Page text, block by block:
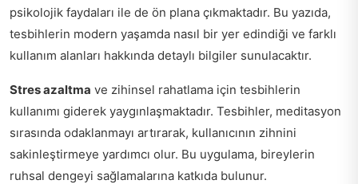
psikolojik faydaları ile de ön plana çıkmaktadır. Bu yazıda,
tesbihlerin modern yaşamda nasıl bir yer edindiği ve farklı
kullanım alanları hakkında detaylı bilgiler sunulacaktır.
Stres azaltma ve zihinsel rahatlama için tesbihlerin
kullanımı giderek yaygınlaşmaktadır. Tesbihler, meditasyon
sırasında odaklanmayı artırarak, kullanıcının zihnini
sakinleştirmeye yardımcı olur. Bu uygulama, bireylerin
ruhsal dengeyi sağlamalarına katkıda bulunur.